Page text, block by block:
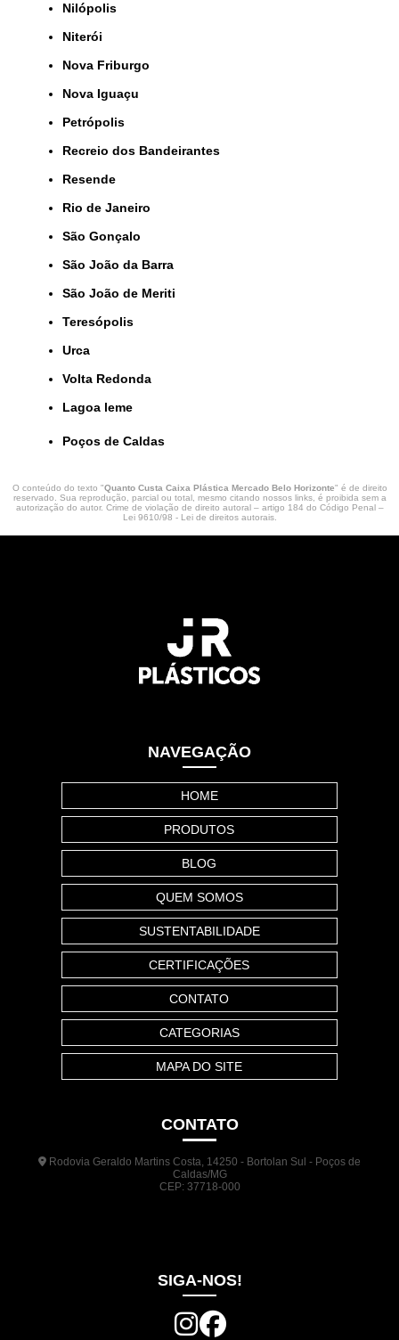
Nilópolis
Niterói
Nova Friburgo
Nova Iguaçu
Petrópolis
Recreio dos Bandeirantes
Resende
Rio de Janeiro
São Gonçalo
São João da Barra
São João de Meriti
Teresópolis
Urca
Volta Redonda
lagoa leme
Poços de Caldas
O conteúdo do texto "Quanto Custa Caixa Plástica Mercado Belo Horizonte" é de direito
reservado. Sua reprodução, parcial ou total, mesmo citando nossos links, é proibida sem a
autorização do autor. Crime de violação de direito autoral – artigo 184 do Código Penal –
Lei 9610/98 - Lei de direitos autorais.
NAVEGAÇÃO
HOME
PRODUTOS
BLOG
QUEM SOMOS
SUSTENTABILIDADE
CERTIFICAÇÕES
CONTATO
CATEGORIAS
MAPA DO SITE
CONTATO
Rodovia Geraldo Martins Costa, 14250 - Bortolan Sul - Poços de
Caldas/MG
CEP: 37718-000
SIGA-NOS!